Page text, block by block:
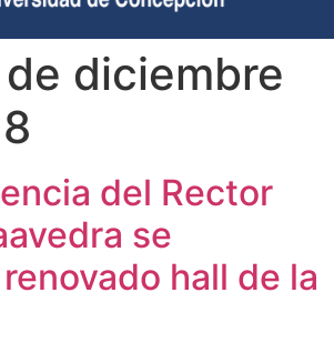
de diciembre
del Rector
se
hall de la